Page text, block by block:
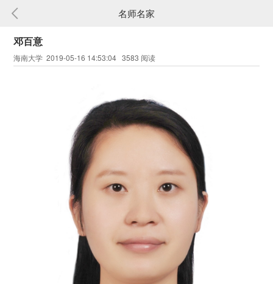
名师名家
邓百意
海南大学 2019-05-16 14:53:04 3583 阅读